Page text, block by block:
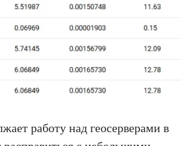
работу над геосерверами в